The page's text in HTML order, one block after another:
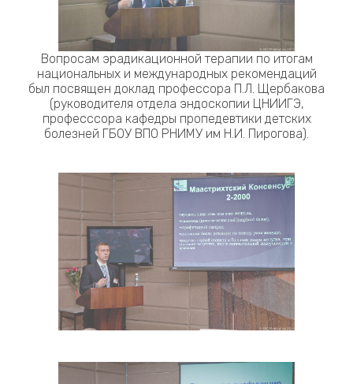
Вопросам эрадикационной терапии по итогам
национальных и международных рекомендаций
был посвящен доклад профессора П.Л. Щербакова
(руководителя отдела эндоскопии ЦНИИГЭ,
професссора кафедры пропедевтики детских
болезней ГБОУ ВПО РНИМУ им Н.И. Пирогова).